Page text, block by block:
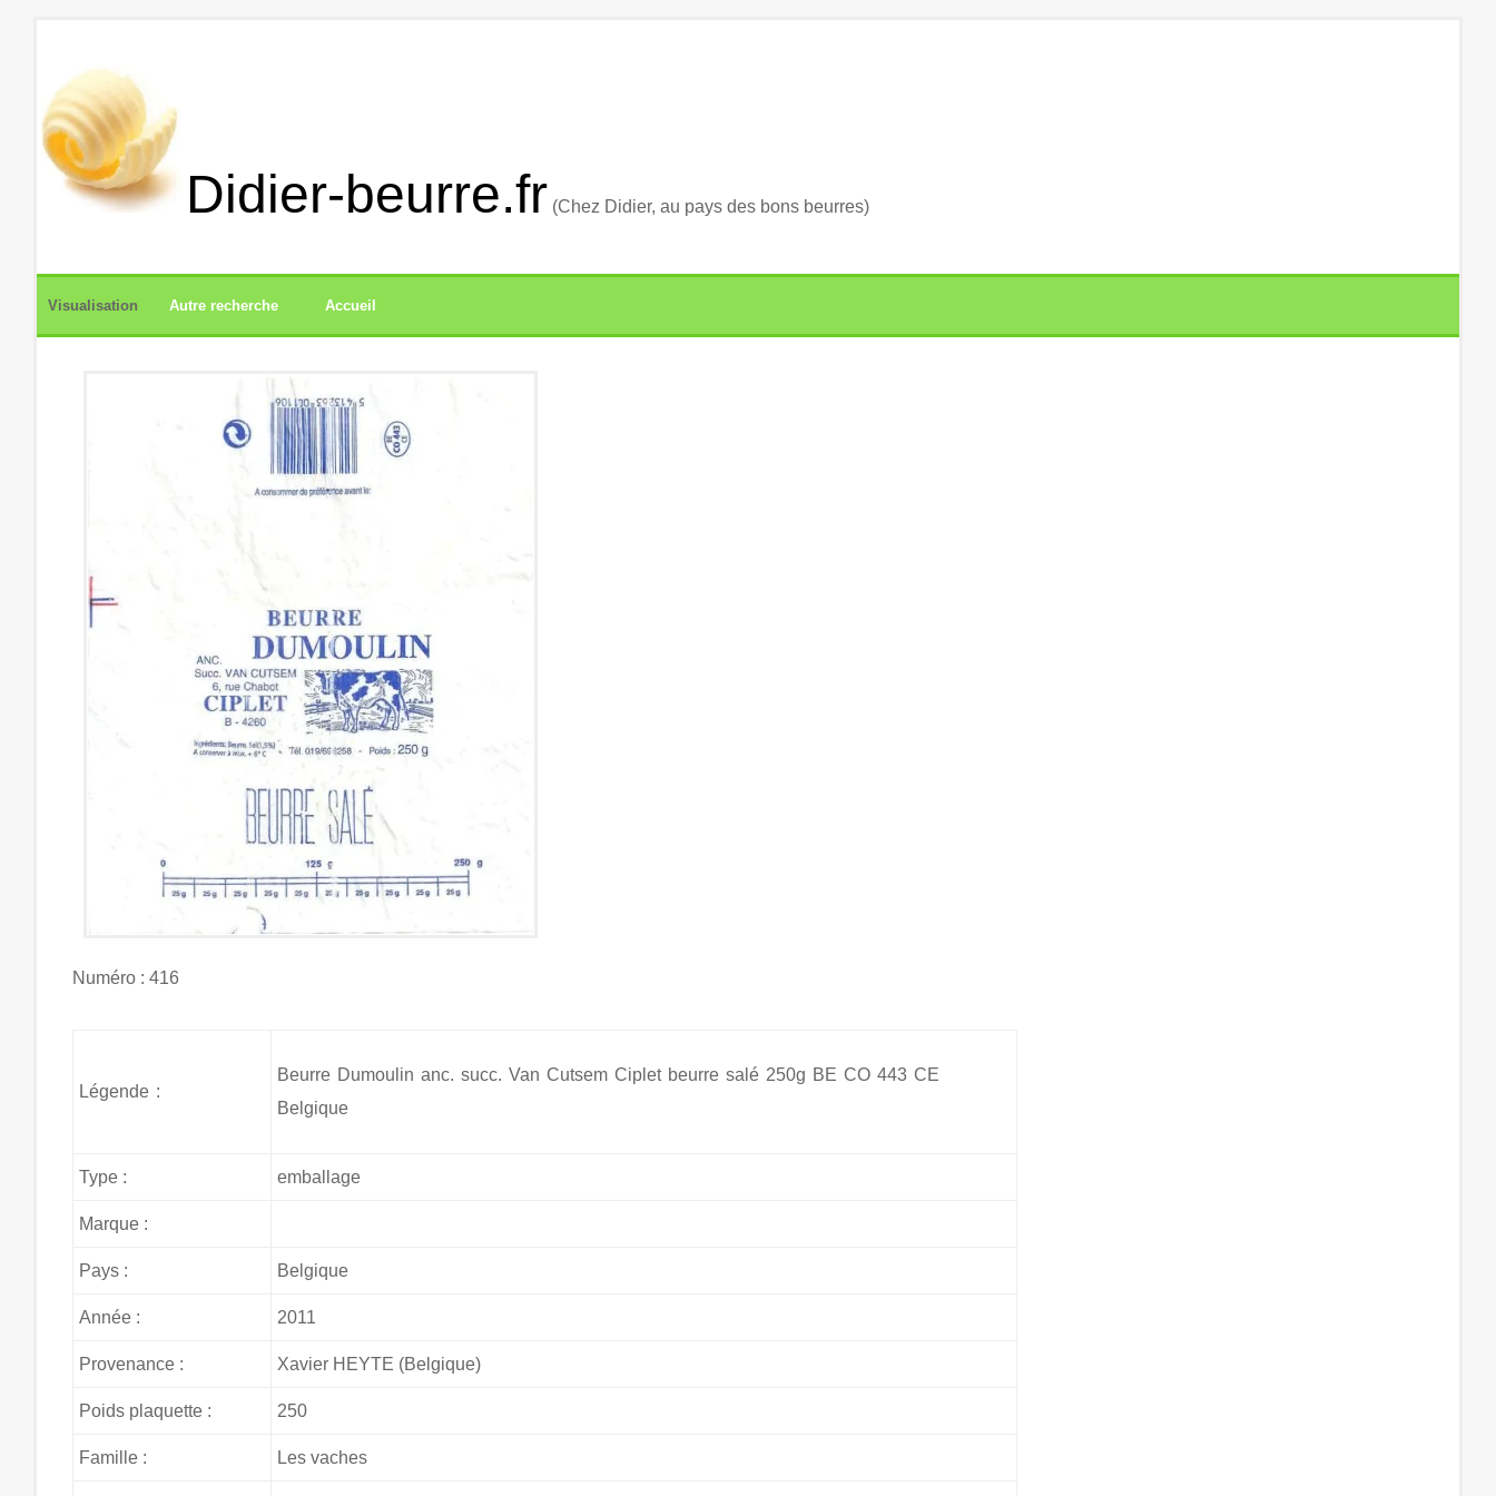
Didier-beurre.fr (Chez Didier, au pays des bons beurres)
Visualisation Autre recherche Accueil
Numéro : 416
Légende :
Beurre Dumoulin anc. succ. Van Cutsem Ciplet beurre salé 250g BE CO 443 CE
Belgique
Type : emballage
Marque :
Pays : Belgique
Année : 2011
Provenance : Xavier HEYTE (Belgique)
Poids plaquette : 250
Famille : Les vaches